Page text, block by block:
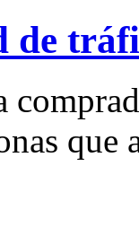
de
que